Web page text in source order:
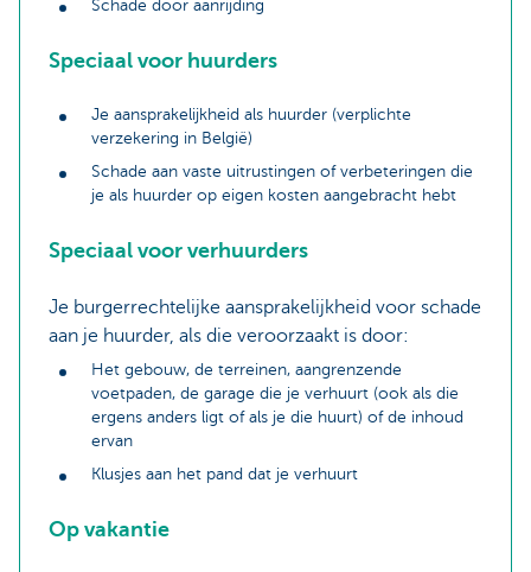
Schade door aanrijding
Speciaal voor huurders
Je aansprakelijkheid als huurder (verplichte
verzekering in België)
Schade aan vaste uitrustingen of verbeteringen die
je als huurder op eigen kosten aangebracht hebt
Speciaal voor verhuurders
Je burgerrechtelijke aansprakelijkheid voor schade
aan je huurder, als die veroorzaakt is door:
Het gebouw, de terreinen, aangrenzende
voetpaden, de garage die je verhuurt (ook als die
ergens anders ligt of als je die huurt) of de inhoud
ervan
Klusjes aan het pand dat je verhuurt
Op vakantie